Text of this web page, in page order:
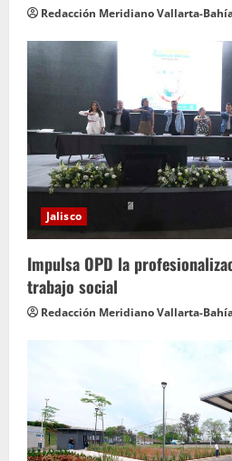
Redacción Meridiano Vallarta-
Jalisco
Impulsa OPD la
trabajo social
Redacción Meridiano Vallarta-